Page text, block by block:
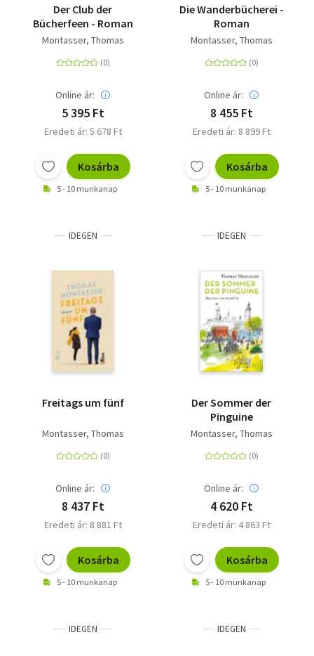
Der Club der
Bücherfeen - Roman
Montasser, Thomas
Online ár:
5 395 Ft
Eredeti ár: 5 678 Ft
Kosárba
5 - 10 munkanap
Die Wanderbücherei -
Roman
Montasser, Thomas
Online ár:
8 455 Ft
Eredeti ár: 8 899 Ft
Kosárba
5 - 10 munkanap
IDEGEN
Freitags um fünf
Montasser, Thomas
Online ár:
8 437 Ft
Eredeti ár: 8 881 Ft
Kosárba
5 - 10 munkanap
IDEGEN
Der Sommer der
Pinguine
Montasser, Thomas
Online ár:
4 620 Ft
Eredeti ár: 4 863 Ft
Kosárba
5 - 10 munkanap
IDEGEN IDEGEN